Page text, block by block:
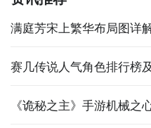
满庭芳宋上繁华布局图详
赛几传说人气角色排行榜
《诡秘之主》手游机械之